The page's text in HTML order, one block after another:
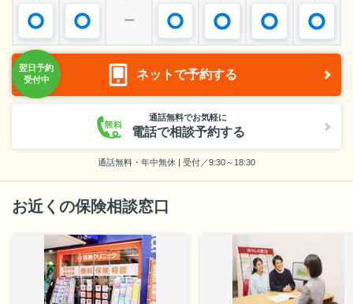
ー
ネットで予約する
通話無料でお気軽に
電話で相談予約する
通話無料・年中無休 | 受付／9:30～18:30
お近くの保険相談窓口